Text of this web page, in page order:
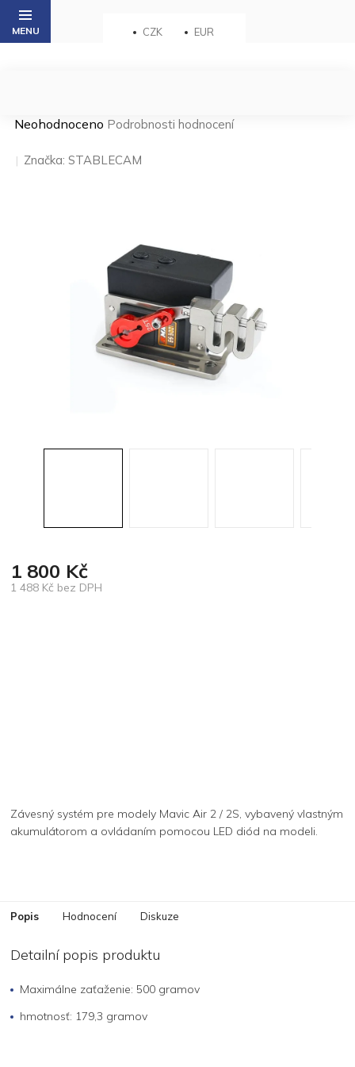
Přejít
obsah
CZK EUR
Průměrné
produktu
je
Neohodnoceno Podrobnosti hodnocení
Značka: STABLECAM
1 800 Kč
1 488 Kč bez DPH
Závesný systém pre modely Mavic Air 2 / 2S, vybavený vlastným
akumulátorom a ovládaním pomocou LED diód na modeli.
Popis Hodnocení Diskuze
Detailní popis produktu
Maximálne zaťaženie: 500 gramov
hmotnosť: 179,3 gramov